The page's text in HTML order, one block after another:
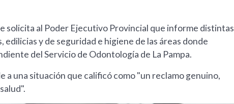
solicita al Poder Ejecutivo Provincial que informe distintas
y de seguridad e higiene de las áreas donde
del Servicio de Odontología de La Pampa.
a una situación que calificó como "un reclamo genuino,